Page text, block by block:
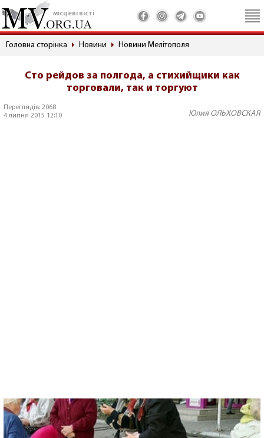
місцеві вісті
Головна сторінка Новини Новини Мелітополя
Сто рейдов за полгода, а стихийщики как
торговали, так и торгуют
Переглядів: 2068
4 липня 2015 12:10
Юлия ОЛЬХОВСКАЯ